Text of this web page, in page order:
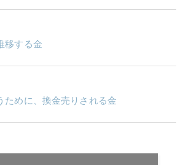
移する金
ために、換金売りされる金